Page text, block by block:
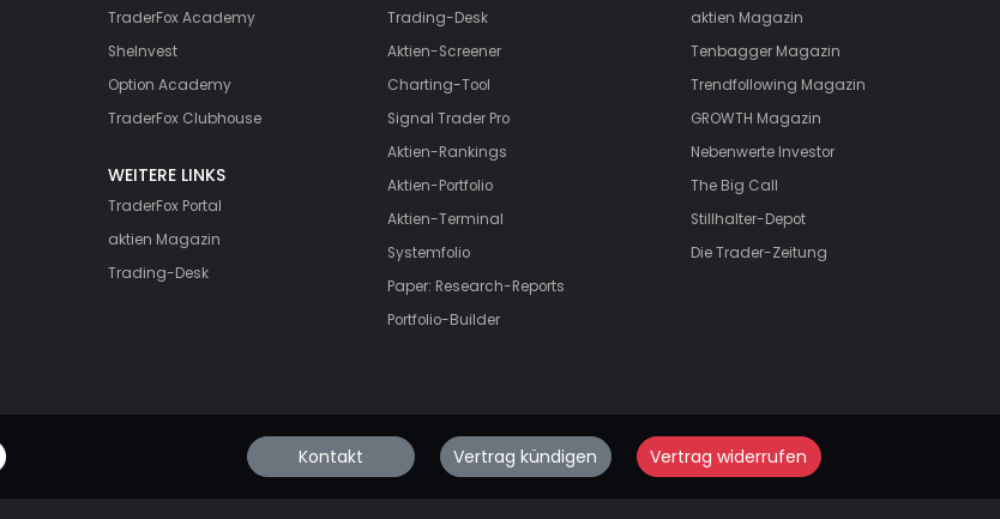
TraderFox Academy
SheInvest
Option Academy
TraderFox Clubhouse
WEITERE LINKS
TraderFox Portal
aktien Magazin
Trading-Desk
Trading-Desk
Aktien-Screener
Charting-Tool
Signal Trader Pro
Aktien-Rankings
Aktien-Portfolio
Aktien-Terminal
Systemfolio
Paper: Research-Reports
Portfolio-Builder
aktien Magazin
Tenbagger Magazin
Trendfollowing Magazin
GROWTH Magazin
Nebenwerte Investor
The Big Call
Stillhalter-Depot
Die Trader-Zeitung
Kontakt Vertrag kündigen Vertrag widerrufen